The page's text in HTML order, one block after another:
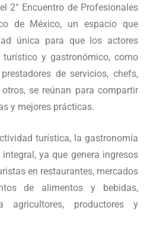
2° Encuentro de Profesionales
de México, un espacio que
única para que los actores
y gastronómico, como
de servicios, chefs,
se reúnan para compartir
y mejores prácticas.
turística, la gastronomía
ya que genera ingresos
en restaurantes, mercados
de alimentos y bebidas,
agricultores, productores y